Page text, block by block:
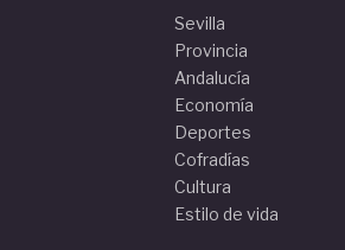
Sevilla
Provincia
Andalucía
Economía
Deportes
Cofradías
Cultura
Estilo de vida